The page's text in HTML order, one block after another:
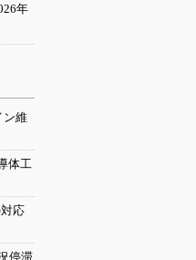
年
ン維
体工
応
停滞